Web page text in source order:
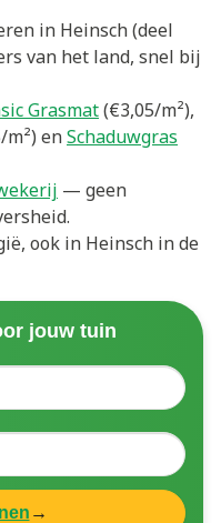
in Heinsch (deel
van het land, snel bij
Grasmat(€3,05/m²),
m²) enSchaduwgras
— geen
ook in Heinsch in de
jouw tuin
→